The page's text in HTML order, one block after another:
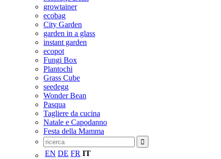
growtainer
ecobag
City Garden
garden in a glass
instant garden
ecopot
Fungi Box
Plantochi
Grass Cube
seedegg
Wonder Bean
Pasqua
Tagliere da cucina
Natale e Capodanno
Festa della Mamma
EN DE FR IT